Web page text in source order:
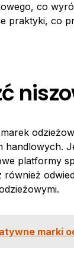
co
praktyki, co
platformy
również
marki